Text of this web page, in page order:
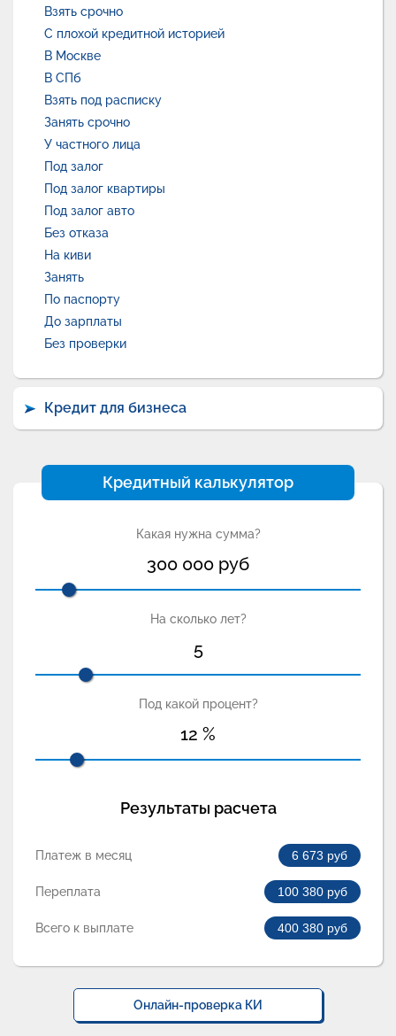
Взять срочно
С плохой кредитной историей
В Москве
В СПб
Взять под расписку
Занять срочно
У частного лица
Под залог
Под залог квартиры
Под залог авто
Без отказа
На киви
Занять
По паспорту
До зарплаты
Без проверки
Кредит для бизнеса
Кредитный калькулятор
Какая нужна сумма?
300 000 руб
На сколько лет?
5
Под какой процент?
12 %
Результаты расчета
Платеж в месяц 6 673 руб
Переплата 100 380 руб
Всего к выплате 400 380 руб
Онлайн-проверка КИ